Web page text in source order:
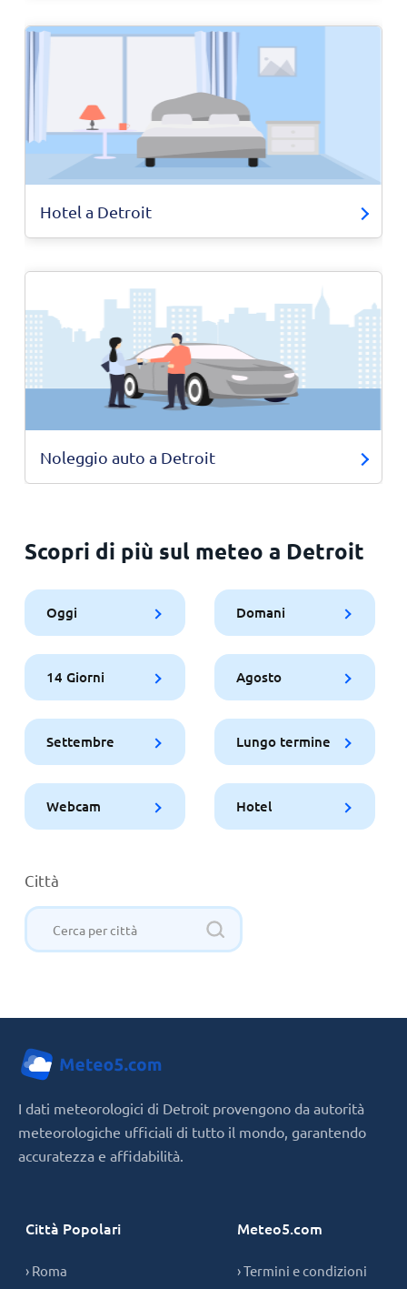
Hotel a Detroit
Noleggio auto a Detroit
Scopri di più sul meteo a Detroit
Oggi Domani
14 Giorni Agosto
Settembre Lungo termine
Webcam Hotel
Città
I dati meteorologici di Detroit provengono da autorità
meteorologiche ufficiali di tutto il mondo, garantendo
accuratezza e affidabilità.
Città Popolari
› Roma
Meteo5.com
› Termini e condizioni